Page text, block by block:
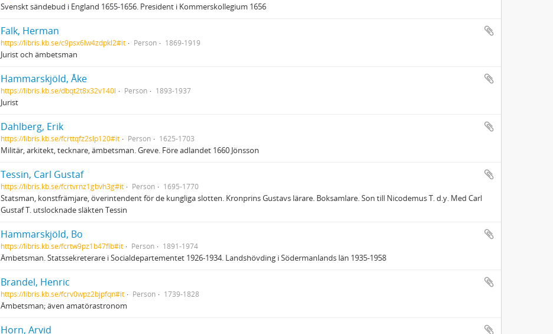
Svenskt sändebud i England 1655-1656. President i Kommerskollegium 1656
Falk, Herman
https://libris.kb.se/c9psx6lw4zdpkl2#it Person 1869-1919
Jurist och ämbetsman
Hammarskjöld, Åke
https://libris.kb.se/dbqt2t8x32v140l Person 1893-1937
Jurist
Dahlberg, Erik
https://libris.kb.se/fcrttqfz2slp120#it Person 1625-1703
Militär, arkitekt, tecknare, ämbetsman. Greve. Före adlandet 1660 Jönsson
Tessin, Carl Gustaf
https://libris.kb.se/fcrtvrnz1gbvh3g#it Person 1695-1770
Statsman, konstfrämjare, överintendent för de kungliga slotten. Kronprins Gustavs lärare. Boksamlare. Son till Nicodemus T. d.y. Med Carl
Gustaf T. utslocknade släkten Tessin
Hammarskjöld, Bo
https://libris.kb.se/fcrtw9pz1b47flb#it Person 1891-1974
Ämbetsman. Statssekreterare i Socialdepartementet 1926-1934. Landshövding i Södermanlands län 1935-1958
Brandel, Henric
https://libris.kb.se/fcrv0wpz2bjpfqn#it Person 1739-1828
Ämbetsman; även amatörastronom
Horn, Arvid